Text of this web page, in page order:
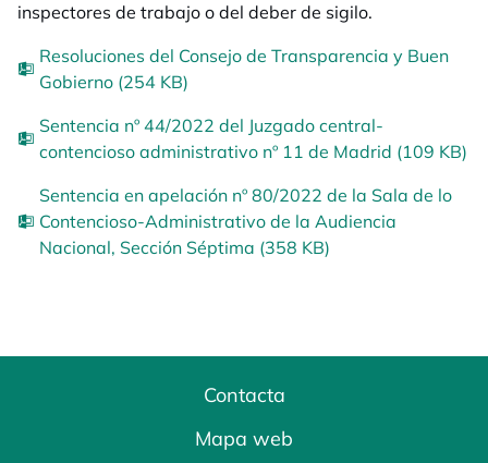
inspectores de trabajo o del deber de sigilo.
Resoluciones del Consejo de Transparencia y Buen
Gobierno (254 KB)
Sentencia nº 44/2022 del Juzgado central-
contencioso administrativo nº 11 de Madrid (109 KB)
Sentencia en apelación nº 80/2022 de la Sala de lo
Contencioso-Administrativo de la Audiencia
Nacional, Sección Séptima (358 KB)
Contacta
Mapa web